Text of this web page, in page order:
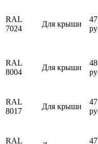
RAL
7024
Для крыши
RAL
8004
Для крыши
RAL
8017
Для крыши
RAL